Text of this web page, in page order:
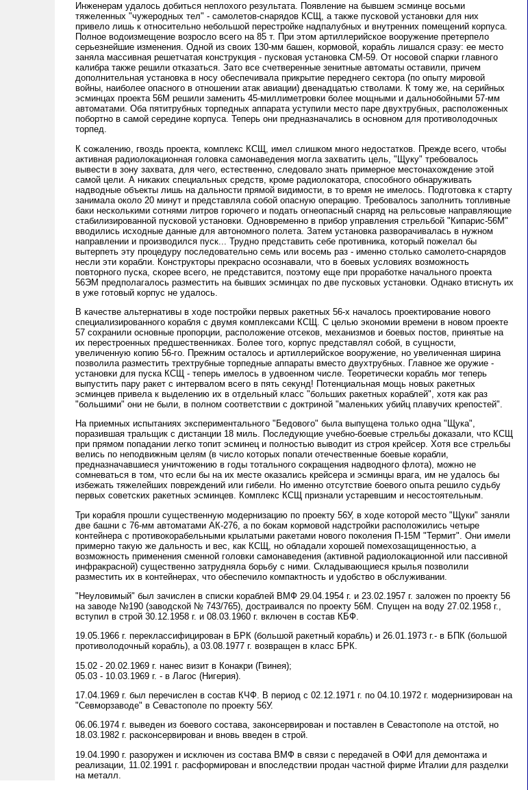
Инженерам удалось добиться неплохого результата. Появление на бывшем эсминце восьми
тяжеленных "чужеродных тел" - самолетов-снарядов КСЩ, а также пусковой установки для них
привело лишь к относительно небольшой перестройке надпалубных и внутренних помещений корпуса.
Полное водоизмещение возросло всего на 85 т. При этом артиллерийское вооружение претерпело
серьезнейшие изменения. Одной из своих 130-мм башен, кормовой, корабль лишался сразу: ее место
заняла массивная решетчатая конструкция - пусковая установка СМ-59. От носовой спарки главного
калибра также решили отказаться. Зато все счетверенные зенитные автоматы оставили, причем
дополнительная установка в носу обеспечивала прикрытие переднего сектора (по опыту мировой
войны, наиболее опасного в отношении атак авиации) двенадцатью стволами. К тому же, на серийных
эсминцах проекта 56М решили заменить 45-миллиметровки более мощными и дальнобойными 57-мм
автоматами. Оба пятитрубных торпедных аппарата уступили место паре двухтрубных, расположенных
побортно в самой середине корпуса. Теперь они предназначались в основном для противолодочных
торпед.
К сожалению, гвоздь проекта, комплекс КСЩ, имел слишком много недостатков. Прежде всего, чтобы
активная радиолокационная головка самонаведения могла захватить цель, "Щуку" требовалось
вывести в зону захвата, для чего, естественно, следовало знать примерное местонахождение этой
самой цели. А никаких специальных средств, кроме радиолокатора, способного обнаруживать
надводные объекты лишь на дальности прямой видимости, в то время не имелось. Подготовка к старту
занимала около 20 минут и представляла собой опасную операцию. Требовалось заполнить топливные
баки несколькими сотнями литров горючего и подать огнеопасный снаряд на рельсовые направляющие
стабилизированной пусковой установки. Одновременно в прибор управления стрельбой "Кипарис-56М"
вводились исходные данные для автономного полета. Затем установка разворачивалась в нужном
направлении и производился пуск... Трудно представить себе противника, который пожелал бы
вытерпеть эту процедуру последовательно семь или восемь раз - именно столько самолето-снарядов
несли эти корабли. Конструкторы прекрасно осознавали, что в боевых условиях возможность
повторного пуска, скорее всего, не представится, поэтому еще при проработке начального проекта
56ЭМ предполагалось разместить на бывших эсминцах по две пусковых установки. Однако втиснуть их
в уже готовый корпус не удалось.
В качестве альтернативы в ходе постройки первых ракетных 56-х началось проектирование нового
специализированного корабля с двумя комплексами КСЩ. С целью экономии времени в новом проекте
57 сохранили основные пропорции, расположение отсеков, механизмов и боевых постов, принятые на
их перестроенных предшественниках. Более того, корпус представлял собой, в сущности,
увеличенную копию 56-го. Прежним осталось и артиллерийское вооружение, но увеличенная ширина
позволила разместить трехтрубные торпедные аппараты вместо двухтрубных. Главное же оружие -
установки для пуска КСЩ - теперь имелось в удвоенном числе. Теоретически корабль мог теперь
выпустить пару ракет с интервалом всего в пять секунд! Потенциальная мощь новых ракетных
эсминцев привела к выделению их в отдельный класс "больших ракетных кораблей", хотя как раз
"большими" они не были, в полном соответствии с доктриной "маленьких убийц плавучих крепостей".
На приемных испытаниях экспериментального "Бедового" была выпущена только одна "Щука",
поразившая тральщик с дистанции 18 миль. Последующие учебно-боевые стрельбы доказали, что КСЩ
при прямом попадании легко топит эсминец и полностью выводит из строя крейсер. Хотя все стрельбы
велись по неподвижным целям (в число которых попали отечественные боевые корабли,
предназначавшиеся уничтожению в годы тотального сокращения надводного флота), можно не
сомневаться в том, что если бы на их месте оказались крейсера и эсминцы врага, им не удалось бы
избежать тяжелейших повреждений или гибели. Но именно отсутствие боевого опыта решило судьбу
первых советских ракетных эсминцев. Комплекс КСЩ признали устаревшим и несостоятельным.
Три корабля прошли существенную модернизацию по проекту 56У, в ходе которой место "Щуки" заняли
две башни с 76-мм автоматами АК-276, а по бокам кормовой надстройки расположились четыре
контейнера с противокорабельными крылатыми ракетами нового поколения П-15М "Термит". Они имели
примерно такую же дальность и вес, как КСЩ, но обладали хорошей помехозащищенностью, а
возможность применения сменной головки самонаведения (активной радиолокационной или пассивной
инфракрасной) существенно затрудняла борьбу с ними. Складывающиеся крылья позволили
разместить их в контейнерах, что обеспечило компактность и удобство в обслуживании.
"Неуловимый" был зачислен в списки кораблей ВМФ 29.04.1954 г. и 23.02.1957 г. заложен по проекту 56
на заводе №190 (заводской № 743/765), достраивался по проекту 56М. Спущен на воду 27.02.1958 г.,
вступил в строй 30.12.1958 г. и 08.03.1960 г. включен в состав КБФ.
19.05.1966 г. переклассифицирован в БРК (большой ракетный корабль) и 26.01.1973 г.- в БПК (большой
противолодочный корабль), а 03.08.1977 г. возвращен в класс БРК.
15.02 - 20.02.1969 г. нанес визит в Конакри (Гвинея);
05.03 - 10.03.1969 г. - в Лагос (Нигерия).
17.04.1969 г. был перечислен в состав КЧФ. В период с 02.12.1971 г. по 04.10.1972 г. модернизирован на
"Севморзаводе" в Севастополе по проекту 56У.
06.06.1974 г. выведен из боевого состава, законсервирован и поставлен в Севастополе на отстой, но
18.03.1982 г. расконсервирован и вновь введен в строй.
19.04.1990 г. разоружен и исключен из состава ВМФ в связи с передачей в ОФИ для демонтажа и
реализации, 11.02.1991 г. расформирован и впоследствии продан частной фирме Италии для разделки
на металл.